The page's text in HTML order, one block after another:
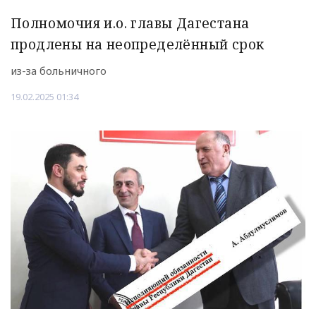
Полномочия и.о. главы Дагестана
продлены на неопределённый срок
из-за больничного
19.02.2025 01:34